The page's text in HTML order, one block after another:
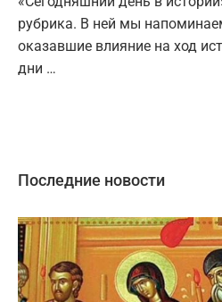
рубрика. В ней мы
оказавшие влияние на ход
дни …
Последние новости